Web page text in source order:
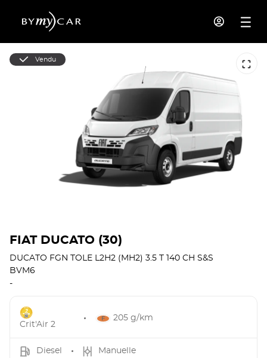
Vendu
FIAT DUCATO (30)
DUCATO FGN TOLE L2H2 (MH2) 3.5 T 140 CH S&S
BVM6
-
Crit'Air 2
205 g/km
Diesel Manuelle